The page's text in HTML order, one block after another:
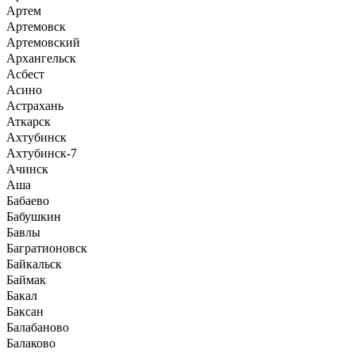
Артем
Артемовск
Артемовский
Архангельск
Асбест
Асино
Астрахань
Аткарск
Ахтубинск
Ахтубинск-7
Ачинск
Аша
Бабаево
Бабушкин
Бавлы
Багратионовск
Байкальск
Баймак
Бакал
Баксан
Балабаново
Балаково